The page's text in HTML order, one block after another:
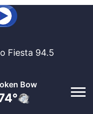
Fiesta 94.5
Bow